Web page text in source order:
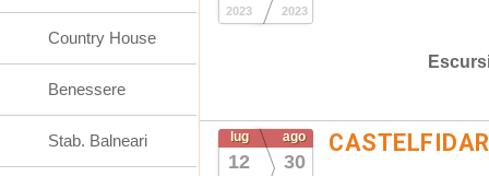
2023 2023
lug
12
ago
30
Country House
Benessere
Stab. Balneari